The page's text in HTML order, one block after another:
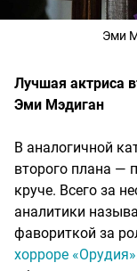
Эми
Лучшая актриса
Эми Мэдиган
В аналогичной
второго плана —
круче. Всего за
аналитики
фавориткой за
хорроре «Орудия»